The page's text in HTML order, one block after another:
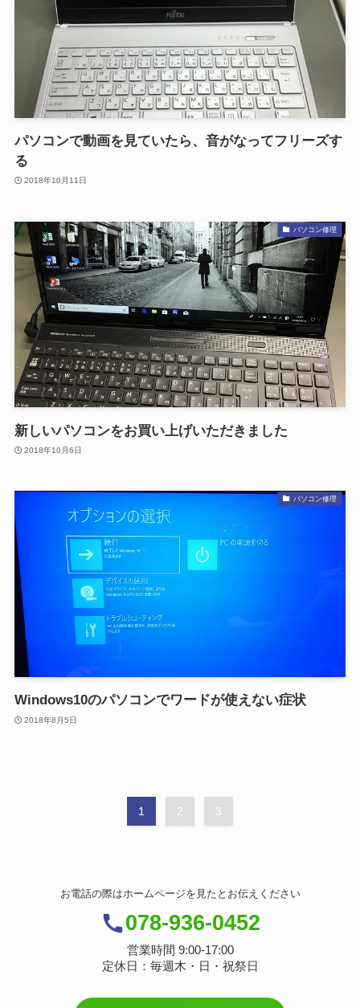
パソコンで動画を見ていたら、音がなってフリーズす
る
2018年10月11日
パソコン修理
新しいパソコンをお買い上げいただきました
2018年10月6日
パソコン修理
Windows10のパソコンでワードが使えない症状
2018年8月5日
1 2 3
お電話の際はホームページを見たとお伝えください
078-936-0452
営業時間 9:00-17:00
定休日：毎週木・日・祝祭日